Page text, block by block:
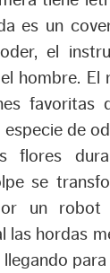
es un
el
hombre. El
favoritas
de
flores
se
un
las hordas